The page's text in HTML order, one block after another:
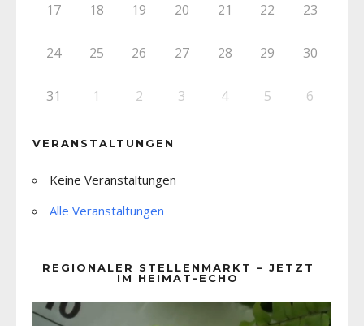
17 18 19 20 21 22 23
24 25 26 27 28 29 30
31 1 2 3 4 5 6
VERANSTALTUNGEN
Keine Veranstaltungen
Alle Veranstaltungen
REGIONALER STELLENMARKT – JETZT
IM HEIMAT-ECHO